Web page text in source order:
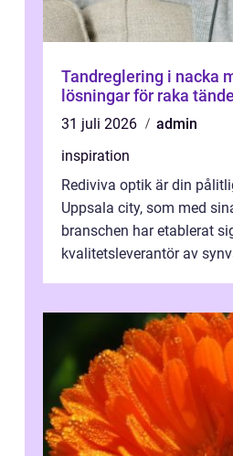
Tandreglering i nacka moderna
lösningar för raka
31 juli 2026
admin
inspiration
Rediviva optik är din
Uppsala city, som med
branschen har etablerat
kvalitetsleverantör av